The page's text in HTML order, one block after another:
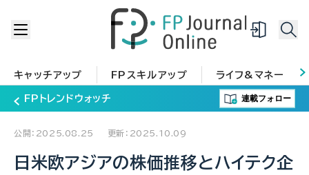
キャッチアップ FPスキルアップ ライフ&マネー
FPトレンドウォッチ 連載フォロー
公開：2025.08.25 更新：2025.10.09
日米欧アジアの株価推移とハイテク企